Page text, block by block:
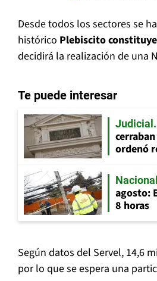
Desde todos los sectores se
histórico Plebiscito
decidirá la realización de una
Te puede interesar
Judicial
ordenó
Nacional
agosto:
8 horas
Según datos del Servel, 14,6
por lo que se espera una